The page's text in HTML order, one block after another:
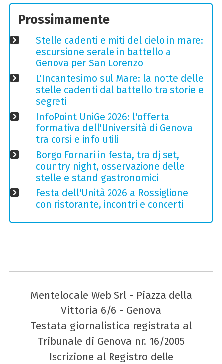
Prossimamente
Stelle cadenti e miti del cielo in mare:
escursione serale in battello a
Genova per San Lorenzo
L'Incantesimo sul Mare: la notte delle
stelle cadenti dal battello tra storie e
segreti
InfoPoint UniGe 2026: l'offerta
formativa dell'Università di Genova
tra corsi e info utili
Borgo Fornari in festa, tra dj set,
country night, osservazione delle
stelle e stand gastronomici
Festa dell'Unità 2026 a Rossiglione
con ristorante, incontri e concerti
Mentelocale Web Srl - Piazza della
Vittoria 6/6 - Genova
Testata giornalistica registrata al
Tribunale di Genova nr. 16/2005
Iscrizione al Registro delle